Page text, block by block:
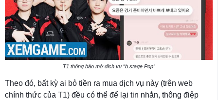
T1 thông báo mở dịch vụ “b.stage Pop”
Theo đó, bất kỳ ai bỏ tiền ra mua dịch vụ này (trên web
chính thức của T1) đều có thể để lại tin nhắn, thông điệp